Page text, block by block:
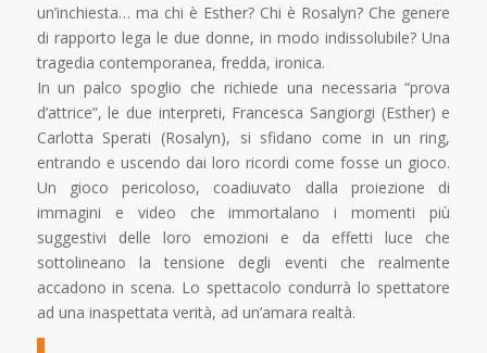
un’inchiesta… ma chi è Esther? Chi è Rosalyn? Che genere
di rapporto lega le due donne, in modo indissolubile? Una
tragedia contemporanea, fredda, ironica.
In un palco spoglio che richiede una necessaria “prova
d’attrice”, le due interpreti, Francesca Sangiorgi (Esther) e
Carlotta Sperati (Rosalyn), si sfidano come in un ring,
entrando e uscendo dai loro ricordi come fosse un gioco.
Un gioco pericoloso, coadiuvato dalla proiezione di
immagini e video che immortalano i momenti più
suggestivi delle loro emozioni e da effetti luce che
sottolineano la tensione degli eventi che realmente
accadono in scena. Lo spettacolo condurrà lo spettatore
ad una inaspettata verità, ad un’amara realtà.